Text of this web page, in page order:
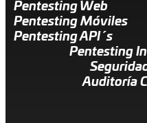
Pentesting Web
Pentesting Móviles
Pentesting API´s
Pentesting
Auditoría